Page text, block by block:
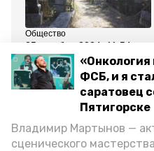
«Онкология
ФСБ, и я
саратовец
Пятигорске
Владимир Мартынов —
сценического
Общество
25 октября 2024, 11:54
Всех желающих
приглашают на
субботник в
Пятигорском некрополе